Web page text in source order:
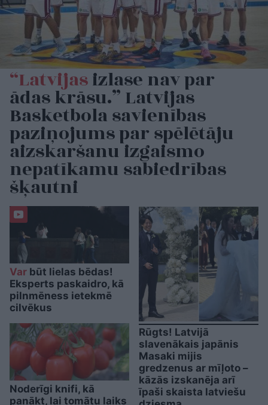
“Latvijasizlase nav par
ādas krāsu.” Latvijas
Basketbola savienības
paziņojums par spēlētāju
aizskaršanu izgaismo
nepatīkamu sabiedrības
šķautni
Var būt lielas bēdas!
Eksperts paskaidro, kā
pilnmēness ietekmē
cilvēkus
Noderīgi knifi, kā
panākt, lai tomātu laiks
Rūgts! Latvijā
slavenākais japānis
Masaki mijis
gredzenus ar mīļoto –
kāzās izskanēja arī
īpaši skaista latviešu